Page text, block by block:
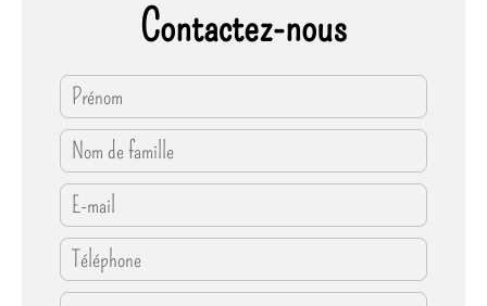
Contactez-nous